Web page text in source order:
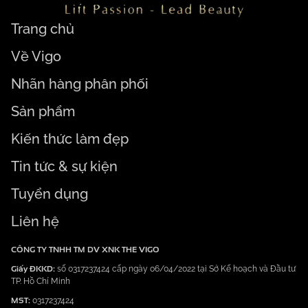
Trang chủ
Về Vigo
Nhãn hàng phân phối
Sản phẩm
Kiến thức làm đẹp
Tin tức & sự kiện
Tuyển dụng
Liên hệ
CÔNG TY TNHH TM DV XNK THE VIGO
Giấy ĐKKD: số 0317237424 cấp ngày 06/04/2022 tại Sở Kế hoạch và Đầu tư
TP. Hồ Chí Minh
MST: 0317237424